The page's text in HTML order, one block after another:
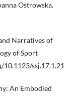
Ostrowska.
Narratives of
of Sport
ssj.17.1.21
An Embodied